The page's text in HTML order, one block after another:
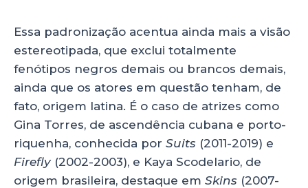
Essa padronização acentua ainda mais a visão
estereotipada, que exclui totalmente
fenótipos negros demais ou brancos demais,
ainda que os atores em questão tenham, de
fato, origem latina. É o caso de atrizes como
Gina Torres, de ascendência cubana e porto-
riquenha, conhecida por Suits (2011-2019) e
Firefly (2002-2003), e Kaya Scodelario, de
origem brasileira, destaque em Skins (2007-